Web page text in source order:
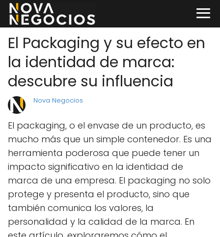
El Packaging y su efecto en
la identidad de marca:
descubre su influencia
Nova Negocios
El packaging, o el envase de un producto, es
mucho más que un simple contenedor. Es una
herramienta poderosa que puede tener un
impacto significativo en la identidad de
marca de una empresa. El packaging no solo
protege y presenta el producto, sino que
también comunica los valores, la
personalidad y la calidad de la marca. En